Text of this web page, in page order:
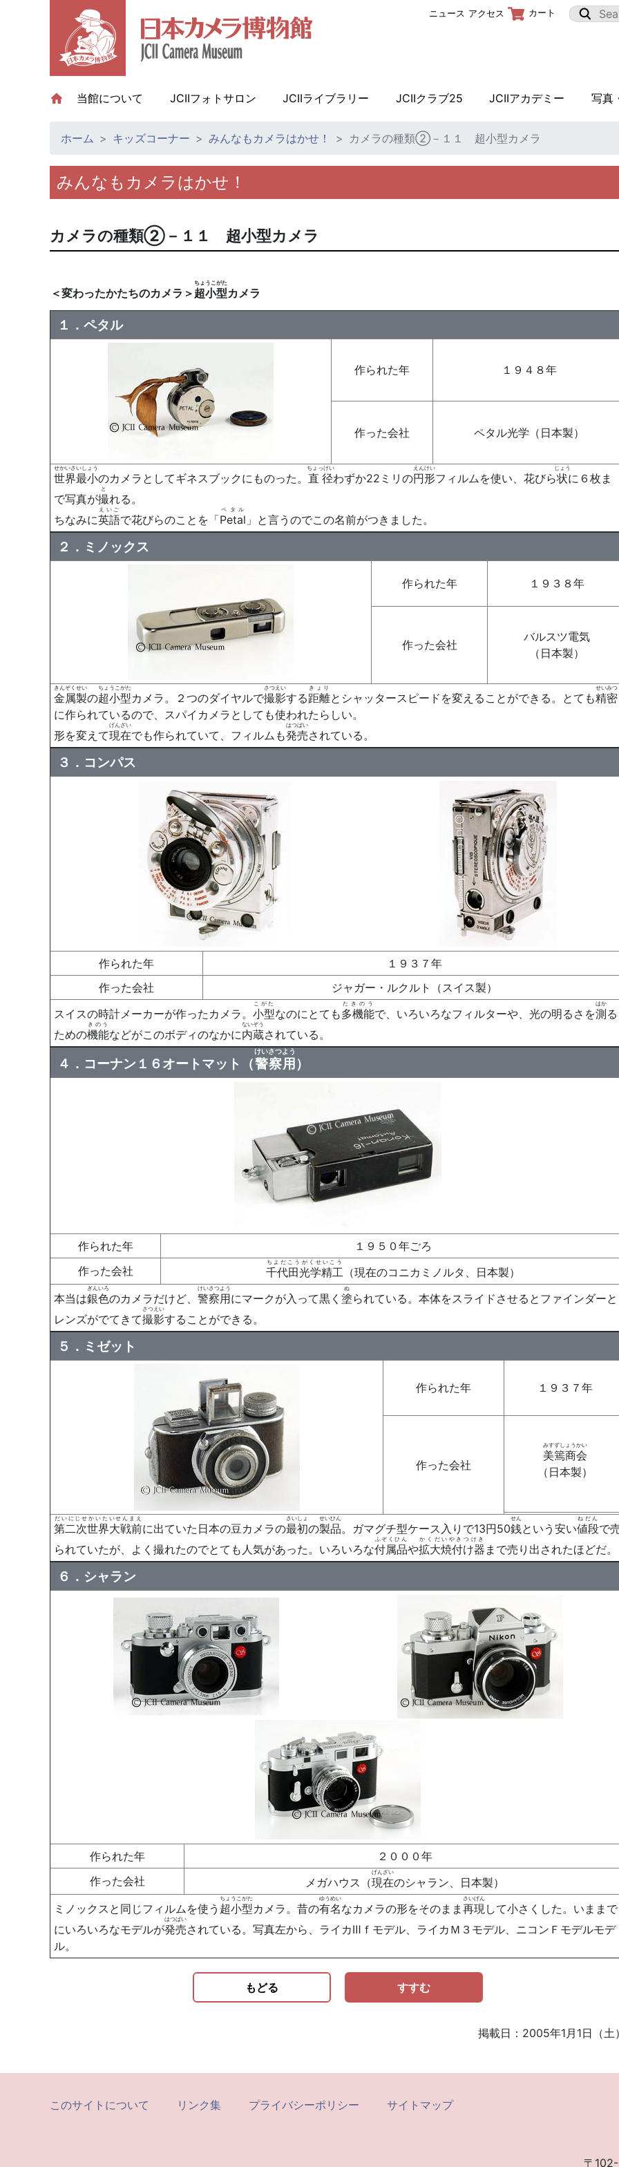
当館について (current)JCIIフォトサロン JCIIライブラリー JCIIクラブ25 JCIIアカデミー 写真
ニュース アクセス カート
ホーム キッズコーナー みんなもカメラはかせ！ カメラの種類②－１１ 超小型カメラ
みんなもカメラはかせ！
カメラの種類②－１１ 超小型カメラ
＜変わったかたちのカメラ＞ 超小型
ちょうこがた
カメラ
１．ペタル
作られた年 １９４８年
作った会社 ペタル光学（日本製）
世界最小
せかいさいしょう
のカメラとしてギネスブックにものった。 直径
ちょっけい
わずか22ミリの円形
えんけい
フィルムを使い、花びら状
じょう
に６枚ま
で写真が撮
と
れる。
ちなみに英語
えいご
で花びらのことを「Petal
ペタル
」と言うのでこの名前がつきました。
２．ミノックス
作られた年 １９３８年
作った会社
バルスツ電気
（日本製）
金属製
きんぞくせい
の超小型
ちょうこがた
カメラ。２つのダイヤルで撮影
さつえい
する距離
きょり
とシャッタースピードを変えることができる。とても精密
せいみつ
に作られているので、スパイカメラとしても使われたらしい。
形を変えて現在
げんざい
でも作られていて、フィルムも発売
はつばい
されている。
３．コンパス
作られた年
１９３７年
作った会社
ジャガー・ルクルト（スイス製）
スイスの時計メーカーが作ったカメラ。 小型
こがた
なのにとても多機能
たきのう
で、いろいろなフィルターや、光の明るさを測
はか
る
ための機能
きのう
などがこのボディのなかに内蔵
ないぞう
されている。
４．コーナン１６オートマット（警察用
けいさつよう
）
作られた年
１９５０年ごろ
作った会社
千代田光学精工
ちよだこうがくせいこう
（現在のコニカミノルタ、日本製）
本当は銀色
ぎんいろ
のカメラだけど、 警察用
けいさつよう
にマークが入って黒く 塗
ぬ
られている。本体をスライドさせるとファインダーと
レンズがでてきて撮影
さつえい
することができる。
５．ミゼット
作られた年 １９３７年
作った会社
美篶商会
みすずしょうかい
（日本製）
第二次世界大戦前
だいにじせかいたいせんまえ
に出ていた日本の豆カメラの最初
さいしょ
の製品
せいひん
。ガマグチ型ケース入りで13円50銭
せん
という安い値段
ねだん
で
られていたが、よく撮れたのでとても人気があった。いろいろな付属品
ふぞくひん
や拡大焼付け器
かくだいやきつけき
まで売り出されたほどだ。
６．シャラン
作られた年
２０００年
作った会社
メガハウス（現在
げんざい
のシャラン、日本製）
ミノックスと同じフィルムを使う 超小型
ちょうこがた
カメラ。昔の有名
ゆうめい
なカメラの形をそのまま 再現
さいげん
して小さくした。いままで
にいろいろなモデルが発売
はつばい
されている。写真左から、ライカⅢｆモデル、ライカＭ３モデル、ニコンＦモデルモデ
ル。
もどる すすむ
掲載日：2005年1月1日（土
このサイトについて リンク集 プライバシーポリシー サイトマップ
〒